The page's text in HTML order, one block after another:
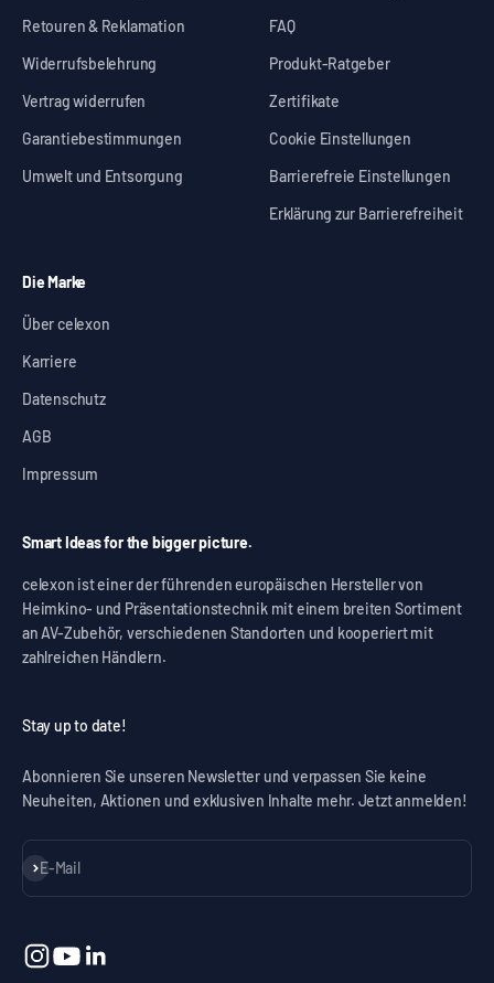
Retouren & Reklamation
Widerrufsbelehrung
Vertrag widerrufen
Garantiebestimmungen
Umwelt und Entsorgung
FAQ
Produkt-Ratgeber
Zertifikate
Cookie Einstellungen
Barrierefreie Einstellungen
Erklärung zur Barrierefreiheit
Die Marke
Über celexon
Karriere
Datenschutz
AGB
Impressum
Smart Ideas for the bigger picture.
celexon ist einer der führenden europäischen Hersteller von
Heimkino- und Präsentationstechnik mit einem breiten Sortiment
an AV-Zubehör, verschiedenen Standorten und kooperiert mit
zahlreichen Händlern.
Stay up to date!
Abonnieren Sie unseren Newsletter und verpassen Sie keine
Neuheiten, Aktionen und exklusiven Inhalte mehr. Jetzt anmelden!
E-Mail
Abonnieren